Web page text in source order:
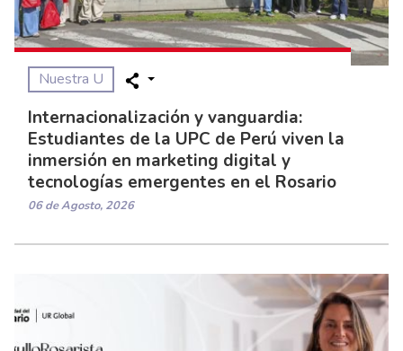
Nuestra U
Internacionalización y vanguardia:
Estudiantes de la UPC de Perú viven la
inmersión en marketing digital y
tecnologías emergentes en el Rosario
06 de Agosto, 2026